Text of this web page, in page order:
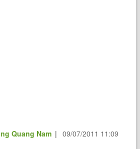
Quang Nam | 09/07/2011 11:09